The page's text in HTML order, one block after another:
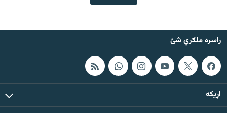
راسره ملګري شئ
اړيکه